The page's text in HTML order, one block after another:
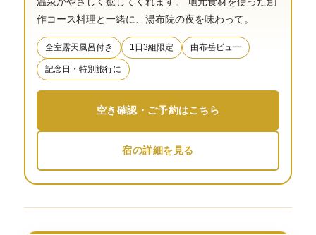
作コース料理と一緒に、湯布院の夜を味わって。
全室露天風呂付き 1日3組限定 由布岳ビュー
記念日・特別旅行に
空き確認・ご予約はこちら
宿の詳細を見る